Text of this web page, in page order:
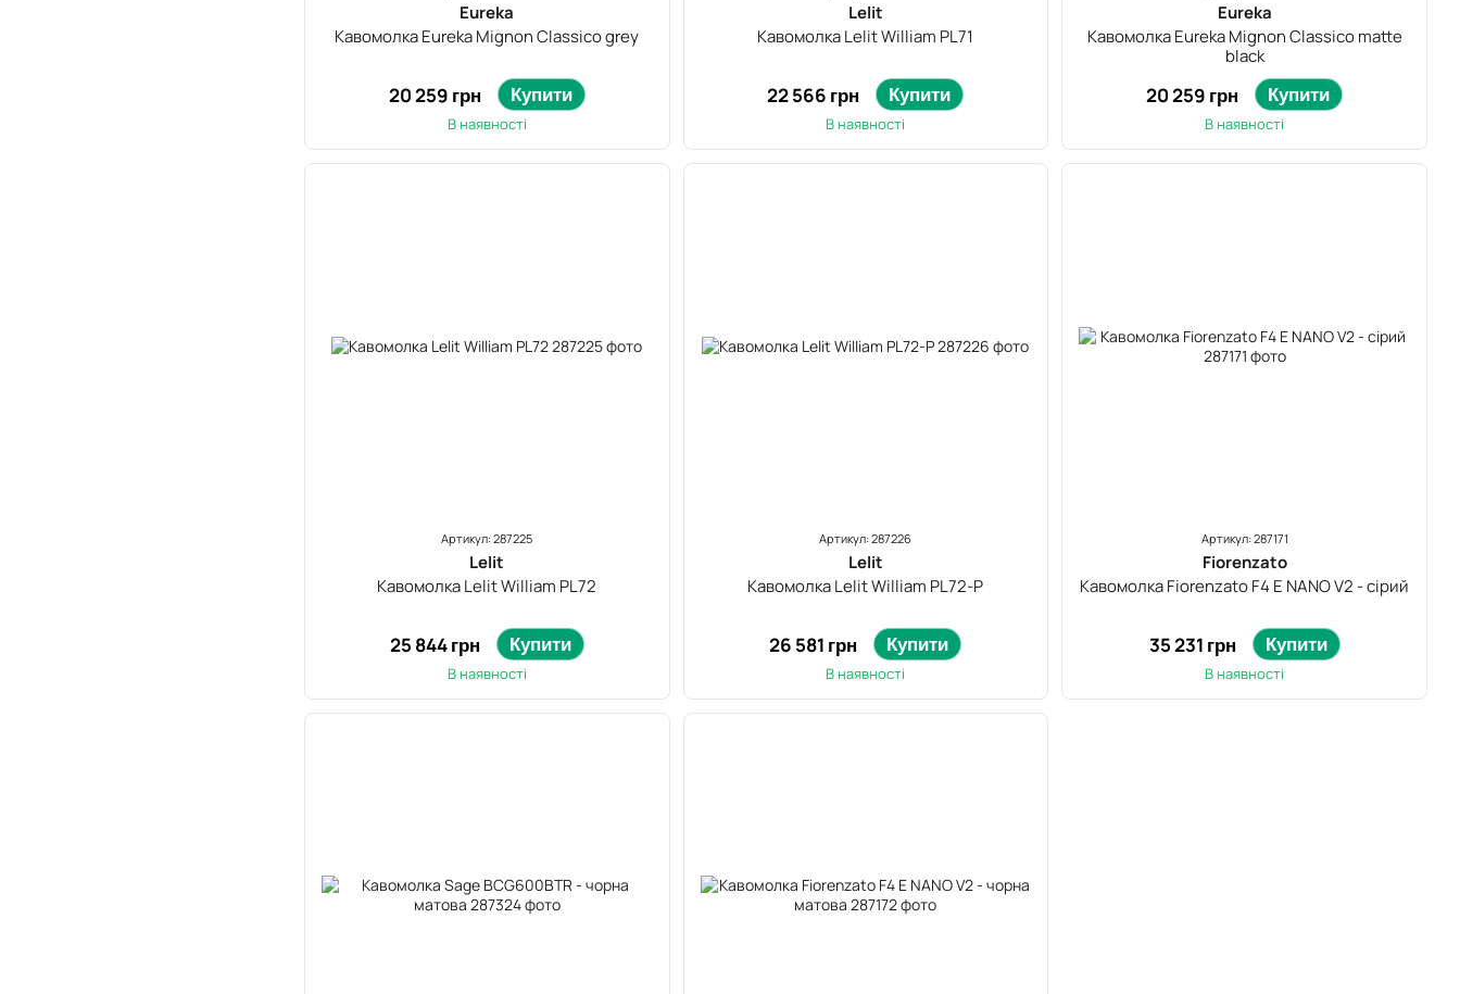
Eureka
Кавомолка Eureka Mignon Classico grey
20 259 грн Купити
В наявності
Lelit
Кавомолка Lelit William PL71
22 566 грн Купити
В наявності
Eureka
Кавомолка Eureka Mignon Classico matte
black
20 259 грн Купити
В наявності
Артикул: 287225
Lelit
Кавомолка Lelit William PL72
25 844 грн Купити
В наявності
Артикул: 287226
Lelit
Кавомолка Lelit William PL72-P
26 581 грн Купити
В наявності
Артикул: 287171
Fiorenzato
Кавомолка Fiorenzato F4 E NANO V2 - сірий
35 231 грн Купити
В наявності